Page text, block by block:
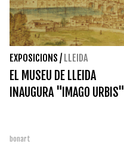
EXPOSICIONS / LLEIDA
EL MUSEU DE LLEIDA
INAUGURA "IMAGO URBIS"
bonart